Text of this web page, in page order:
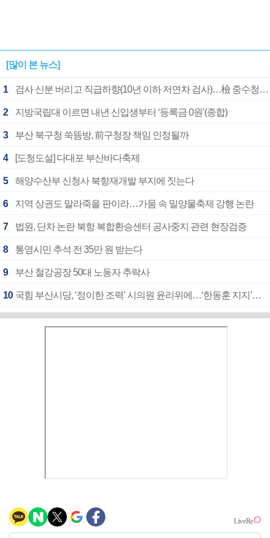
[많이 본 뉴스]
1 검사 신분 버리고 직급하향(10년 이하 저연차 검사)…檢 중수청행 기피
2 지방국립대 이르면 내년 신입생부터 ‘등록금 0원’(종합)
3 부산 북구청 쑥뜸방, 前구청장 책임 인정될까
4 [도청도설] 다대포 부산바다축제
5 해양수산부 신청사 북항재개발 부지에 짓는다
6 지역 상권도 말라죽을 판이라…가뭄 속 밀양물축제 강행 논란
7 법원, 단차 논란 북항 복합환승센터 공사중지 관련 현장검증
8 통영시민 추석 전 35만 원 받는다
9 부산 철강공장 50대 노동자 추락사
10 국힘 부산시당, ‘정이한 조력’ 시의원 윤리위에…‘한동훈 지지’도 신고접수